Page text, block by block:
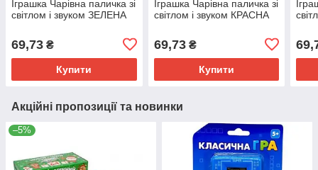
Іграшка Чарівна паличка зі
світлом і звуком ЗЕЛЕНА
69,73 ₴
Купити
Іграшка Чарівна паличка зі
світлом і звуком КРАСНА
69,73₴
Купити
Акційні пропозиції та новинки
–5%